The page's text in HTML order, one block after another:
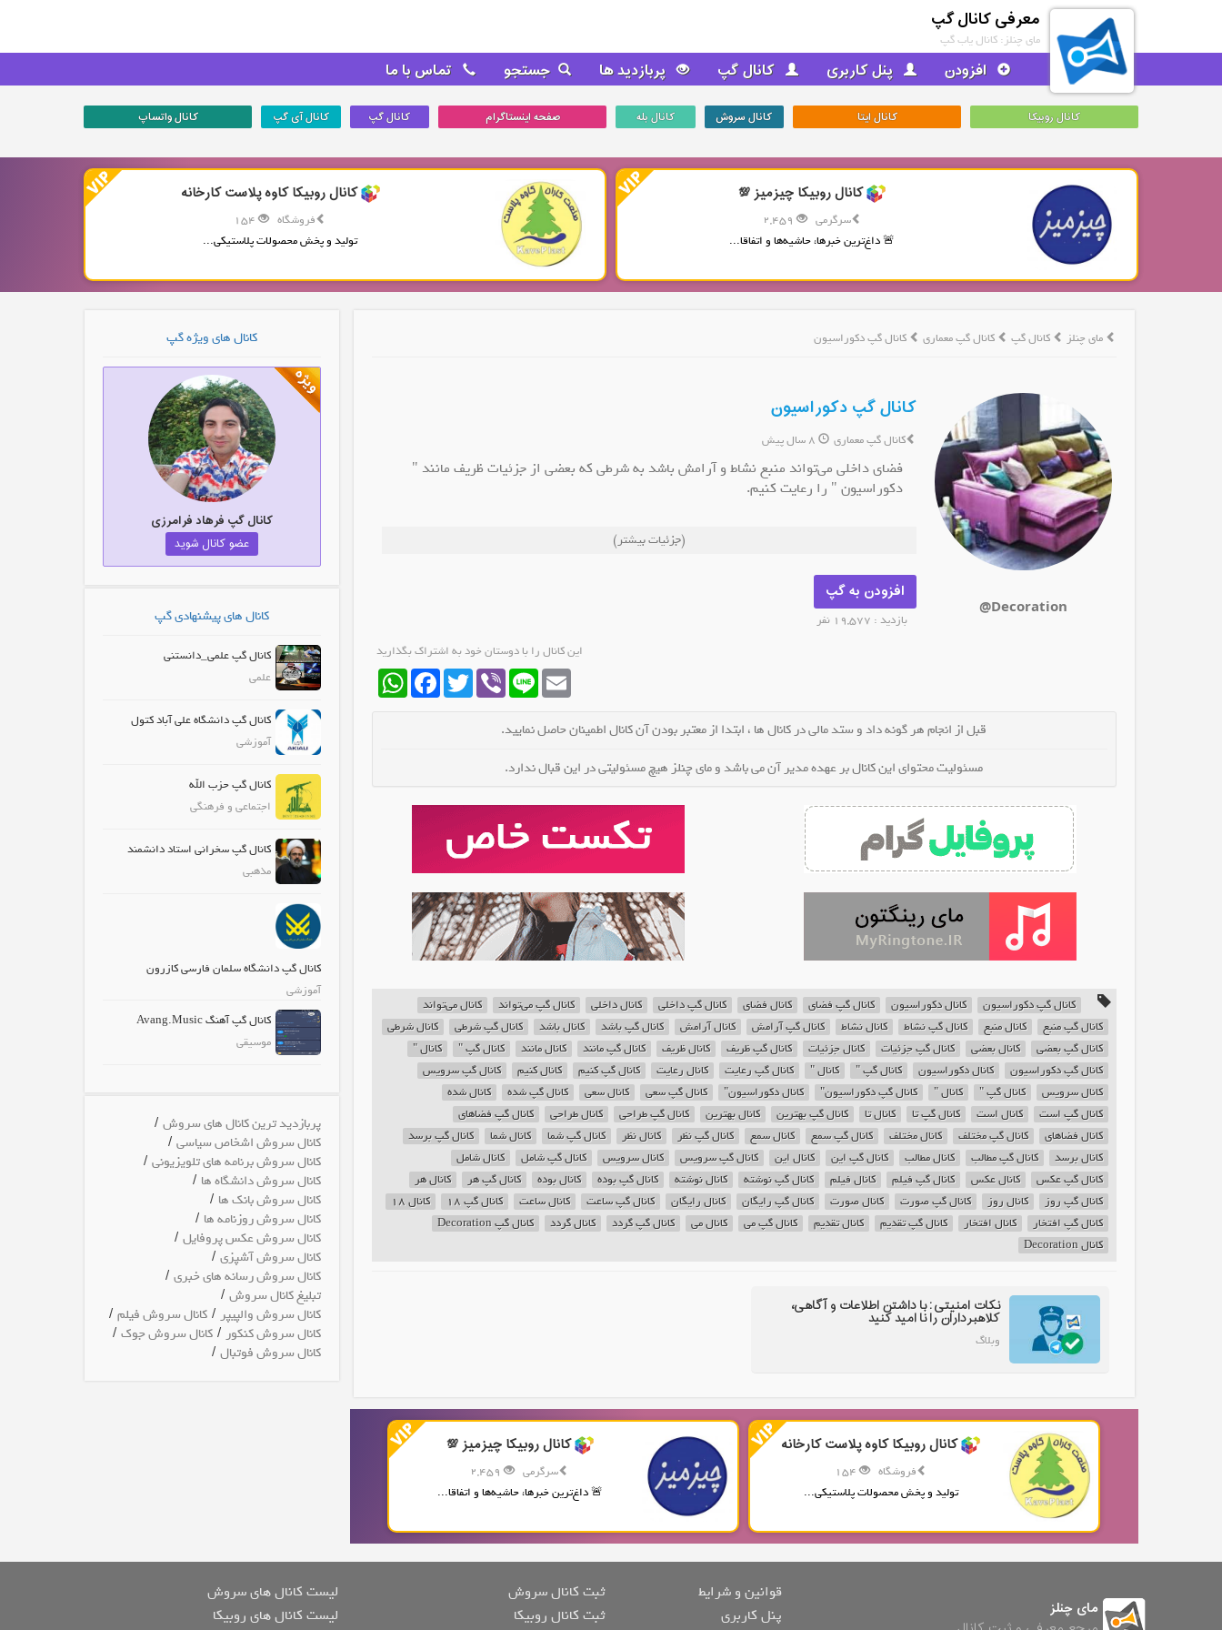
معرفی کانال گپ
مای چنلز: کانال یاب گپ
افزودن پنل کاربری کانال گپ پربازدید ها جستجو تماس با ما
کانال روبیکا کانال ایتا کانال سروش کانال بله صفحه اینستاگرام کانال گپ کانال آی گپ کانال واتساپ
کانال روبیکا چیزمیز 💯
سرگرمی
🚨 داغ‌ترین خبرها، حاشیه‌ها و اتفاقا...
کانال روبیکا کاوه پلاست کارخانه
فروشگاه
154
تولید و پخش محصولات پلاستیکی...
مای چنلز کانال گپ کانال گپ معماری کانال گپ دکوراسیون
@Decoration
کانال گپ دکوراسیون
کانال گپ معماری
فضای داخلی می‌تواند منبع نشاط و آرامش باشد به شرطی که بعضی از جزئیات ظریف مانند "
دکوراسیون " را رعایت کنیم.
در سرویس "دکوراسیون" سعی شده است تا بهترین طراحی ها برای فضاهای مختلف به سمع و
نظر شما برسد. مطالب این سرویس شامل عکس، فیلم و نوشته بوده که هر روز به صورت
(جزئیات بیشتر)
افزودن به گپ
بازدید : 19,577 نفر
این کانال را با دوستان خود به اشتراک بگذارید
WhatsAppFacebookTwitter Viber Line Email
قبل از انجام هر گونه داد و ستد مالی در کانال ها ، ابتدا از معتبر بودن آن کانال اطمینان حاصل نمایید.
مسئولیت محتوای این کانال بر عهده مدیر آن می باشد و مای چنلز هیچ مسئولیتی در این قبال ندارد.
کانال گپ دکوراسیون کانال دکوراسیون کانال گپ فضای کانال فضای کانال گپ داخلی کانال داخلی کانال گپ می‌تواند
کانال می‌تواند
کانال گپ منبع
کانال منبع کانال گپ نشاط کانال نشاط کانال گپ آرامش کانال آرامش کانال گپ باشد کانال باشد کانال گپ شرطی
کانال شرطی
کانال گپ بعضی
کانال بعضی کانال گپ جزئیات کانال جزئیات کانال گپ ظریف کانال ظریف کانال گپ مانند کانال مانند کانال گپ "
کانال "
کانال گپ دکوراسیون
کانال دکوراسیون کانال گپ " کانال " کانال گپ رعایت کانال رعایت کانال گپ کنیم کانال کنیم
کانال گپ سرویس
کانال سرویس
کانال گپ " کانال " کانال گپ دکوراسیون" کانال دکوراسیون" کانال گپ سعی کانال سعی کانال گپ شده
کانال شده
کانال گپ است
کانال است کانال گپ تا کانال تا کانال گپ بهترین کانال بهترین کانال گپ طراحی کانال طراحی
کانال گپ فضاهای
کانال فضاهای
کانال گپ مختلف کانال مختلف کانال گپ سمع کانال سمع کانال گپ نظر کانال نظر کانال گپ شما کانال شما
کانال گپ برسد
کانال برسد
کانال گپ مطالب کانال مطالب کانال گپ این کانال این کانال گپ سرویس کانال سرویس کانال گپ شامل
کانال شامل
کانال گپ عکس
کانال عکس کانال گپ فیلم کانال فیلم کانال گپ نوشته کانال نوشته کانال گپ بوده کانال بوده کانال گپ هر
کانال هر
کانال گپ روز
کانال روز کانال گپ صورت کانال صورت کانال گپ رایگان کانال رایگان کانال گپ ساعت کانال ساعت کانال گپ 18
کانال 18
کانال گپ افتخار
کانال افتخار کانال گپ تقدیم کانال تقدیم کانال گپ می کانال می کانال گپ گردد کانال گردد
کانال گپ Decoration
کانال Decoration
نکات امنیتی: با داشتن اطلاعات و آگاهی،
کلاهبرداران را نا امید کنید
وبلاگ
کانال روبیکا کاوه پلاست کارخانه
فروشگاه
تولید و پخش محصولات پلاستیکی...
کانال روبیکا چیزمیز 💯
سرگرمی
2,459
🚨 داغ‌ترین خبرها، حاشیه‌ها و اتفاقا...
کانال های ویژه گپ
کانال گپ فرهاد فرامرزی
عضو کانال شوید
کانال های پیشنهادی گپ
کانال گپ علمی_دانستنی
علمی
کانال گپ دانشگاه علی آباد کتول
آموزشی
کانال گپ حزب الله
اجتماعی و فرهنگی
کانال گپ سخرانی استاد دانشمند
مذهبی
کانال گپ دانشگاه سلمان فارسی کازرون
آموزشی
کانال گپ آهنگ Avang.Music
موسیقی
پربازدید ترین کانال های سروش/
کانال سروش اشخاص سیاسی/
کانال سروش برنامه های تلویزیونی/
کانال سروش دانشگاه ها /
کانال سروش بانک ها /
کانال سروش روزنامه ها /
کانال سروش عکس پروفایل/
کانال سروش آشپزی/
کانال سروش رسانه های خبری/
تبلیغ کانال سروش/
کانال سروش والپیپر/ کانال سروش فیلم/
کانال سروش کنکور/ کانال سروش جوک/
کانال سروش فوتبال/
مای چنلز
قوانین و شرایط
پنل کاربری
ثبت کانال سروش
ثبت کانال روبیکا
لیست کانال های سروش
لیست کانال های روبیکا